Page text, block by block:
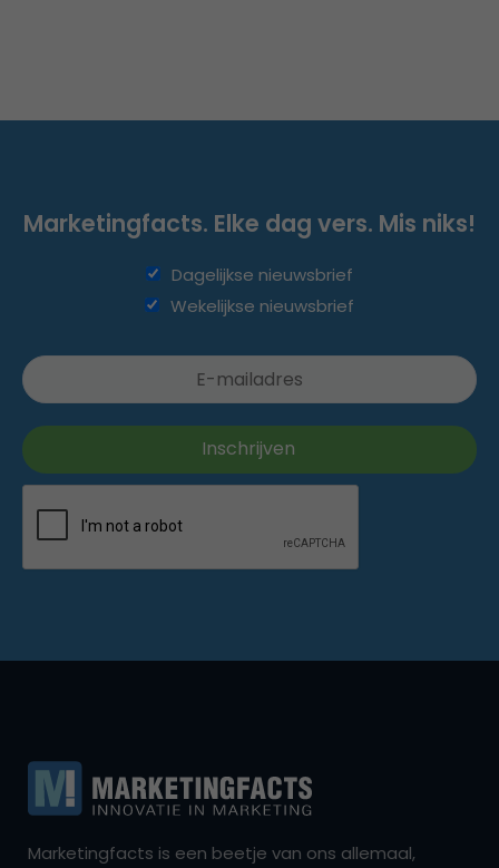
Marketingfacts. Elke dag vers. Mis niks!
Dagelijkse nieuwsbrief
Wekelijkse nieuwsbrief
Marketingfacts is een beetje van ons allemaal,